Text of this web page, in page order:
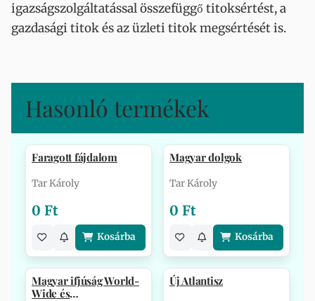
igazságszolgáltatással összefüggő titoksértést, a
gazdasági titok és az üzleti titok megsértését is.
Hasonló termékek
Faragott fájdalom
Tar Károly
0 Ft
Kosárba
Magyar dolgok
Tar Károly
0 Ft
Kosárba
Magyar ifjúság World-
Wide és
Új Atlantisz